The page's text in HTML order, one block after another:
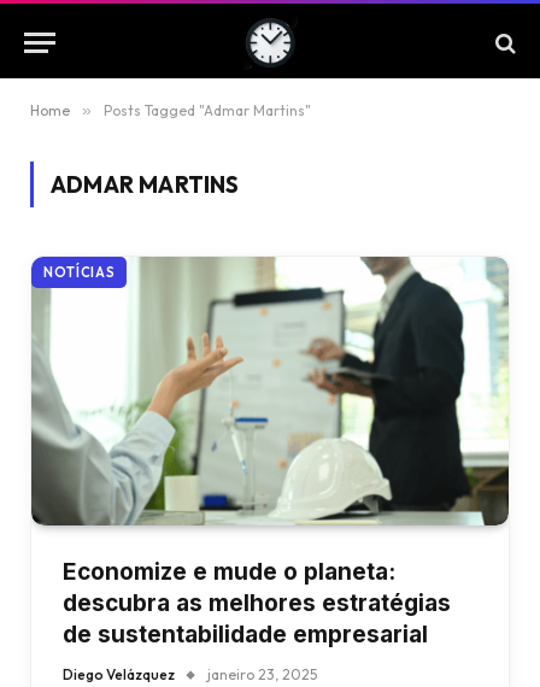
Home » Posts Tagged "Admar Martins"
ADMAR MARTINS
NOTÍCIAS
Economize e mude o planeta:
descubra as melhores estratégias
de sustentabilidade empresarial
Diego Velázquez janeiro 23, 2025